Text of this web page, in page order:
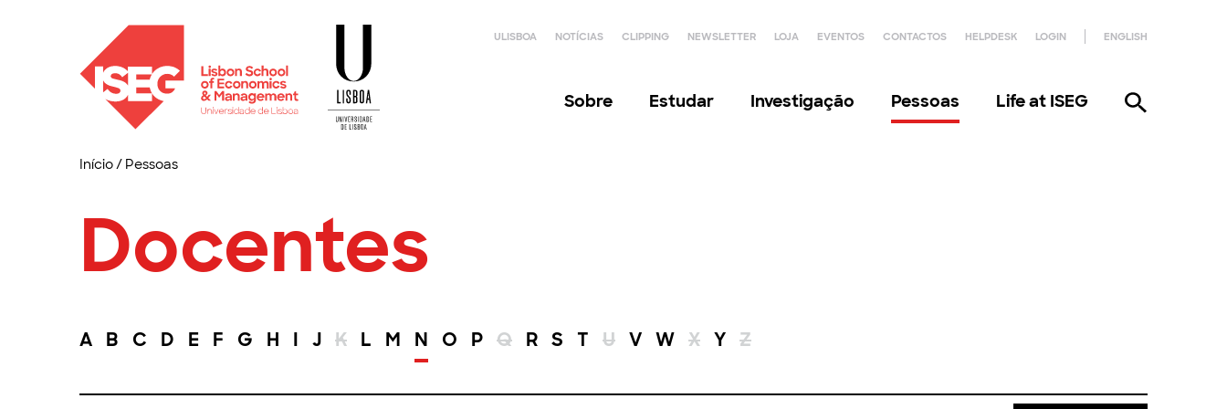
ULISBOA NOTÍCIAS CLIPPING NEWSLETTER LOJA EVENTOS CONTACTOS HELPDESK LOGIN ENGLISH
Sobre Estudar Investigação Pessoas Life at ISEG
Início/ Pessoas
Docentes
A B C D E F G H I J K L M N O P Q R S T U V W X Y Z